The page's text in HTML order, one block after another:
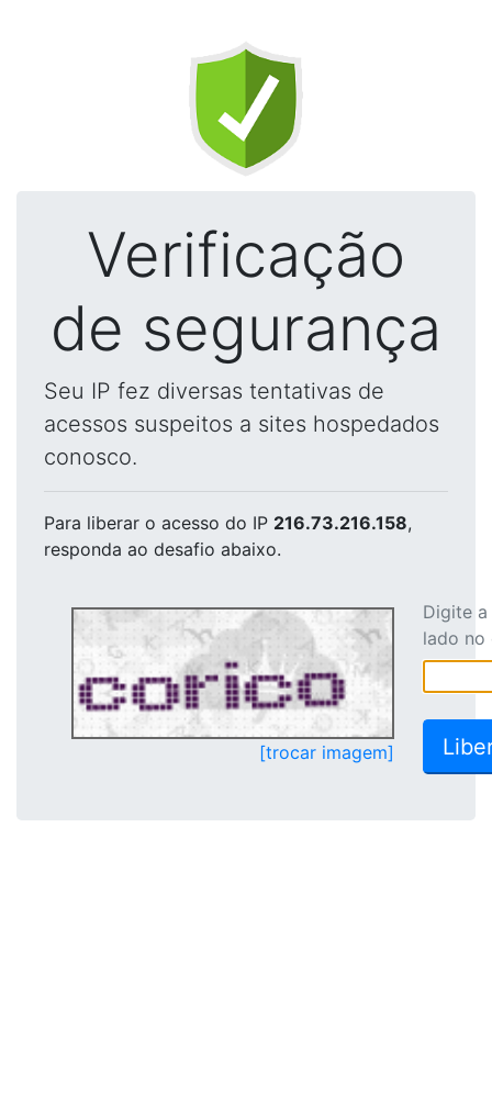
Verificação
de segurança
Seu IP fez diversas tentativas de
acessos suspeitos a sites hospedados
conosco.
Para liberar o acesso do IP 216.73.216.158,
responda ao desafio abaixo.
[trocar imagem]
Digite
lado no